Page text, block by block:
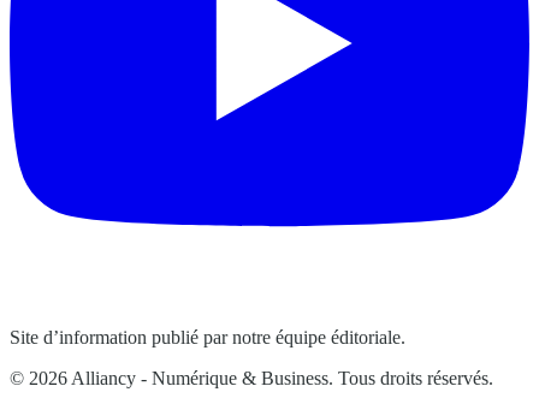
Site d’information publié par notre équipe éditoriale.
© 2026 Alliancy - Numérique & Business. Tous droits réservés.